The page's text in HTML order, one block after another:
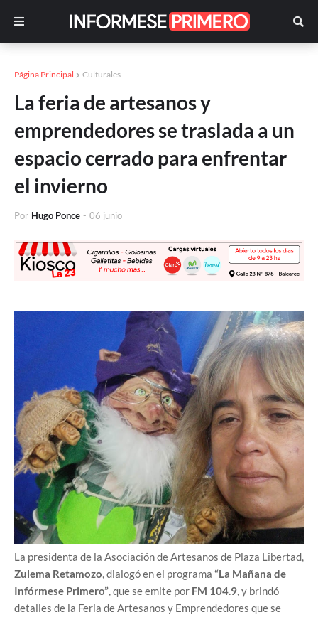
Página Principal Culturales
La feria de artesanos y
emprendedores se traslada a un
espacio cerrado para enfrentar
el invierno
Por Hugo Ponce - 06 junio
La presidenta de la Asociación de Artesanos de Plaza Libertad,
Zulema Retamozo, dialogó en el programa “La Mañana de
Infórmese Primero”, que se emite por FM 104.9, y brindó
detalles de la Feria de Artesanos y Emprendedores que se